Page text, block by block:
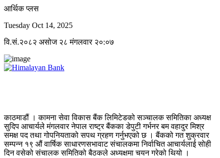
आर्थिक प्लस
Tuesday Oct 14, 2025
वि.सं.२०८२ असोज २८ मंगलवार २०:०७
काठमाडौं । कामना सेवा विकास बैंक लिमिटेडको सञ्चालक समितिका अध्यक्ष
सुदिप आचार्यले मंगलवार नेपाल राष्ट्र बैंकका डेपुटी गर्भनर बम वहादुर मिश्र
समक्ष पद तथा गोपनियताको सपथ ग्रहण गर्नुभएको छ । बैंकको गत शुक्रवार
सम्पन्न १९ औं वार्षिक साधारणसभावाट संचालकमा निर्वाचित आचार्यलाई सोही
दिन वसेको संचालक समितिको बैठकले अध्यक्षमा चयन गरेको थियो ।